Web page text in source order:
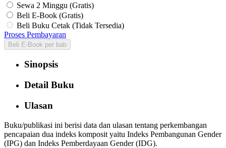
Sewa 2 Minggu (Gratis)
Beli E-Book (Gratis)
Beli Buku Cetak (Tidak Tersedia)
Proses Pembayaran
Beli E-Book per bab
Sinopsis
Detail Buku
Ulasan
Buku/publikasi ini berisi data dan ulasan tentang perkembangan
pencapaian dua indeks komposit yaitu Indeks Pembangunan Gender
(IPG) dan Indeks Pemberdayaan Gender (IDG).